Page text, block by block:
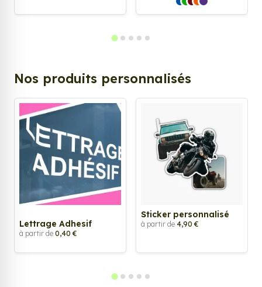
Nos produits personnalisés
Lettrage Adhesif
à partir de 0,40 €
Sticker personnalisé
à partir de 4,90 €